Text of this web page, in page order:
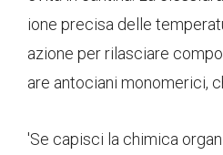
ione precisa delle
azione per rilasciare
are antociani monomerici,
'Se capisci la chimica